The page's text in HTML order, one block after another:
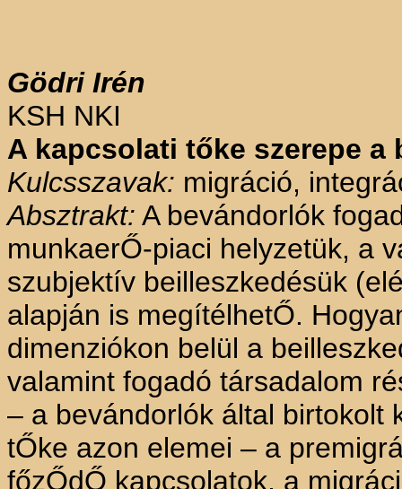
Gödri Irén
KSH NKI
A kapcsolati tőke szerepe
Kulcsszavak: migráció,
Absztrakt: A bevándorlók
munkaerŐ-piaci helyzetük, a
szubjektív beilleszkedésük
alapján is megítélhetŐ.
dimenziókon belül a
valamint fogadó társadalom
– a bevándorlók által birtokolt
tŐke azon elemei – a
főzŐdŐ kapcsolatok, a